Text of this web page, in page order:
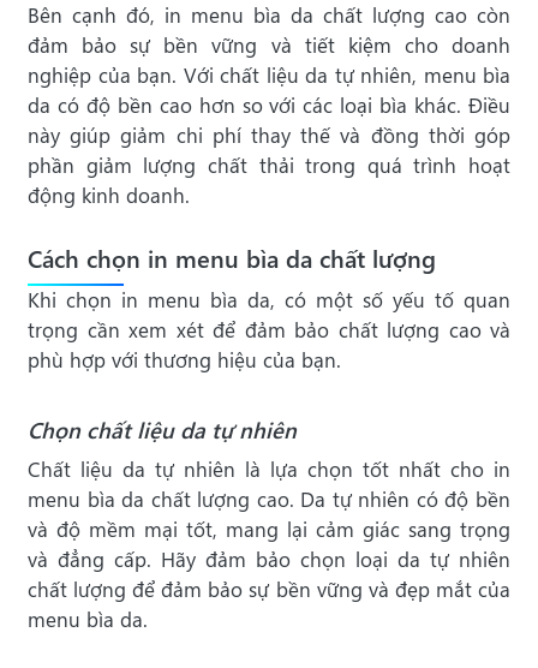
Bên cạnh đó, in menu bìa da chất lượng cao còn
đảm bảo sự bền vững và tiết kiệm cho doanh
nghiệp của bạn. Với chất liệu da tự nhiên, menu bìa
da có độ bền cao hơn so với các loại bìa khác. Điều
này giúp giảm chi phí thay thế và đồng thời góp
phần giảm lượng chất thải trong quá trình hoạt
động kinh doanh.
Cách chọn in menu bìa da chất lượng
Khi chọn in menu bìa da, có một số yếu tố quan
trọng cần xem xét để đảm bảo chất lượng cao và
phù hợp với thương hiệu của bạn.
Chọn chất liệu da tự nhiên
Chất liệu da tự nhiên là lựa chọn tốt nhất cho in
menu bìa da chất lượng cao. Da tự nhiên có độ bền
và độ mềm mại tốt, mang lại cảm giác sang trọng
và đẳng cấp. Hãy đảm bảo chọn loại da tự nhiên
chất lượng để đảm bảo sự bền vững và đẹp mắt của
menu bìa da.